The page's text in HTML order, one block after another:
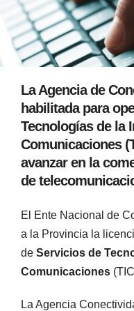
La Agencia de
habilitada para
Tecnologías de la
Comunicaciones
avanzar en la
de
El Ente Nacional de
a la Provincia la
de Servicios de
Comunicaciones
La Agencia